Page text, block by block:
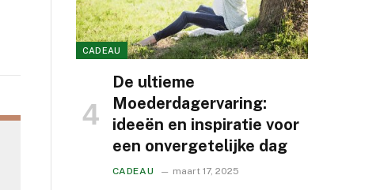
CADEAU
De ultieme
Moederdagervaring:
ideeën en inspiratie voor
een onvergetelijke dag
CADEAU maart 17, 2025